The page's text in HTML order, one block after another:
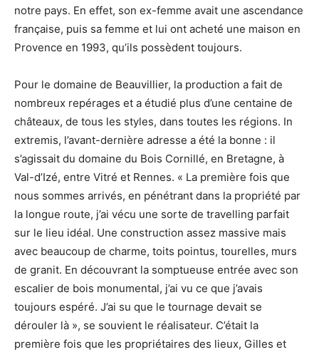
notre pays. En effet, son ex-femme avait une ascendance
française, puis sa femme et lui ont acheté une maison en
Provence en 1993, qu’ils possèdent toujours.
Pour le domaine de Beauvillier, la production a fait de
nombreux repérages et a étudié plus d’une centaine de
châteaux, de tous les styles, dans toutes les régions. In
extremis, l’avant-dernière adresse a été la bonne : il
s’agissait du domaine du Bois Cornillé, en Bretagne, à
Val-d’Izé, entre Vitré et Rennes. « La première fois que
nous sommes arrivés, en pénétrant dans la propriété par
la longue route, j’ai vécu une sorte de travelling parfait
sur le lieu idéal. Une construction assez massive mais
avec beaucoup de charme, toits pointus, tourelles, murs
de granit. En découvrant la somptueuse entrée avec son
escalier de bois monumental, j’ai vu ce que j’avais
toujours espéré. J’ai su que le tournage devait se
dérouler là », se souvient le réalisateur. C’était la
première fois que les propriétaires des lieux, Gilles et